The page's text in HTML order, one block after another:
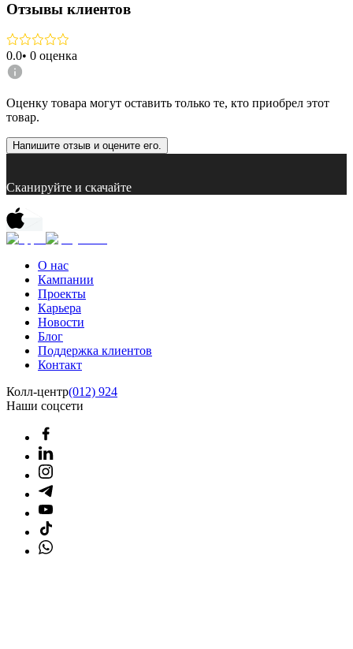
Отзывы клиентов
0.0• 0 оценка
Оценку товара могут оставить только те, кто приобрел этот
товар.
Напишите отзыв и оцените его.
Сканируйте и скачайте
О нас
Кампании
Проекты
Карьера
Новости
Блог
Поддержка клиентов
Контакт
Колл-центр(012) 924
Наши соцсети